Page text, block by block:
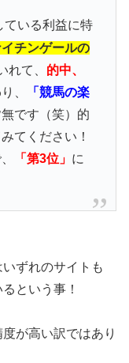
ている利益に特
チンゲールの
れて、 的中、
、
「競馬の楽
です（笑）的
てください！
「第3位」 に
ずれのサイトも
という事！
が高い訳ではあり